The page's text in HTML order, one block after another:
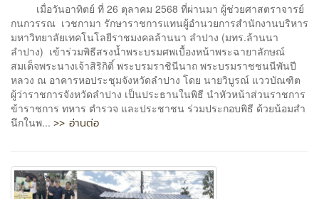
เมื่อวันอาทิตย์ ที่ 26 ตุลาคม 2568 ที่ผ่านมา ผู้ช่วยศาสตราจารย์
กนกวรรณ เวชกามา รักษาราชการแทนผู้อำนวยการสำนักงานบริหาร
มหาวิทยาลัยเทคโนโลยีราชมงคลล้านนา ลำปาง (มทร.ล้านนา
ลำปาง) เข้าร่วมพิธีสรงน้ำพระบรมศพเบื้องหน้าพระฉายาลักษณ์
สมเด็จพระนางเจ้าสิริกิติ์ พระบรมราชินีนาถ พระบรมราชชนนีพันปี
หลวง ณ อาคารหอประชุมจังหวัดลำปาง โดย นายวิบูรณ์ แววบัณฑิต
ผู้ว่าราชการจังหวัดลำปาง เป็นประธานในพิธี นำหัวหน้าส่วนราชการ
ข้าราชการ ทหาร ตำรวจ และประชาชน ร่วมประกอบพิธี ด้วยน้อมสำ
นึกในพ... >> อ่านต่อ